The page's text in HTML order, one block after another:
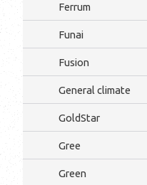
Ferrum
Funai
Fusion
General climate
GoldStar
Gree
Green